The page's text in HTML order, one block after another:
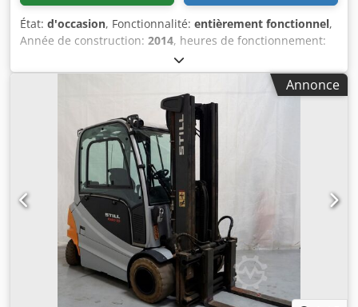
État: d'occasion, Fonctionnalité: entièrement fonctionnel,
Année de construction: 2014, heures de fonctionnement:
3 500 kg
5 080 mm, levée libre:1 640 mm, type de carburant:
triplex, hauteur de construction:
, largeur du tablier de fourche:
longueur des fourches:1 200 mm
, Chariot élévateur électrique à 4 roues Centre de
gravité de la charge : 500 Classe ISO : Classe ISO 3 = 2 500 -
4 999 kg Type de mât : Triplex État : Remis à neuf, sans
garantie État technique : très bon Pneumatiques avant,
type : Non marquants Pneumatiques avant, état : 80 - 100
% Pneumatiques arrière, type : Non marquants
Pneumatiques arrière, état : 80 - 100 % Tension de la
batterie : 80 V Capacité de la batterie : 775 Ah Fabricant de
la batterie : 86 % de capacité restante Type de batterie :
PzS Année de fabrication de la batterie : 2020 État de la
Annonce